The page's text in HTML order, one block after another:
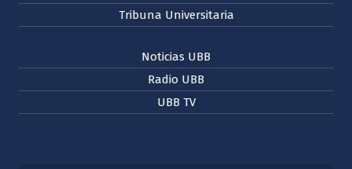
Tribuna Universitaria
Noticias UBB
Radio UBB
UBB TV